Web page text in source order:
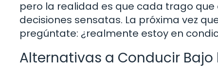
pero la realidad es que cada trago
decisiones sensatas. La próxima vez
pregúntate: ¿realmente estoy en
Alternativas a Conducir